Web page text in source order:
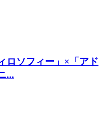
ロソフィー」×「アド
...